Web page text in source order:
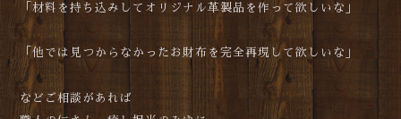
「材料を持ち込みしてオリジナル革製品を作って欲しいな」
「他では見つからなかったお財布を完全再現して欲しいな」
などご相談があれば